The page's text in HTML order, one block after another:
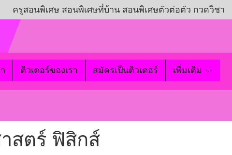
ครูสอนพิเศษ สอนพิเศษที่บ้าน สอนพิเศษตัวต่อตัว กวดวิชา
ติวเตอร์ของเรา สมัครเป็นติวเตอร์ เพิ่มเติม
สตร์ ฟิสิกส์